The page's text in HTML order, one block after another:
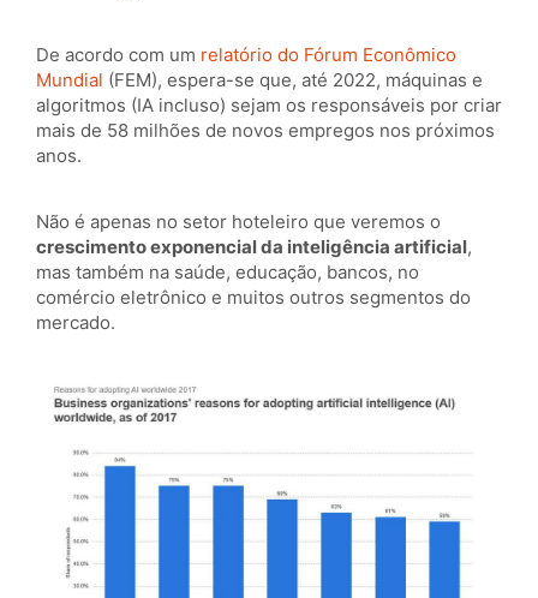
De acordo com um relatório do Fórum Econômico
Mundial (FEM), espera-se que, até 2022, máquinas e
algoritmos (IA incluso) sejam os responsáveis por criar
mais de 58 milhões de novos empregos nos próximos
anos.
Não é apenas no setor hoteleiro que veremos o
crescimento exponencial da inteligência artificial,
mas também na saúde, educação, bancos, no
comércio eletrônico e muitos outros segmentos do
mercado.